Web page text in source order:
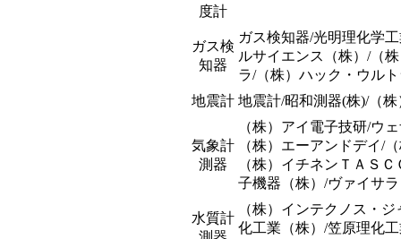
度計
ガス検
知器
ガス検知器/光明理化学
ルサイエンス（株）/（
ラ/（株）ハック・ウル
地震計 地震計/昭和測器(株)/（
気象計
測器
（株）アイ電子技研/ウ
（株）エーアンドデイ/
（株）イチネンＴＡＳ
子機器（株）/ヴァイサ
水質計
（株）インテクノス・
化工業（株）/笠原理化